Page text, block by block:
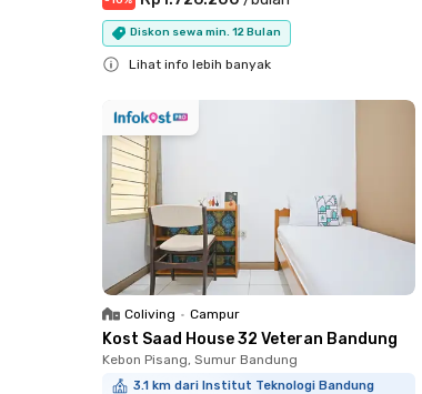
Diskon sewa min. 12 Bulan
Lihat info lebih banyak
Coliving • Campur
Kost Saad House 32 Veteran Bandung
Kebon Pisang, Sumur Bandung
3.1 km dari Institut Teknologi Bandung